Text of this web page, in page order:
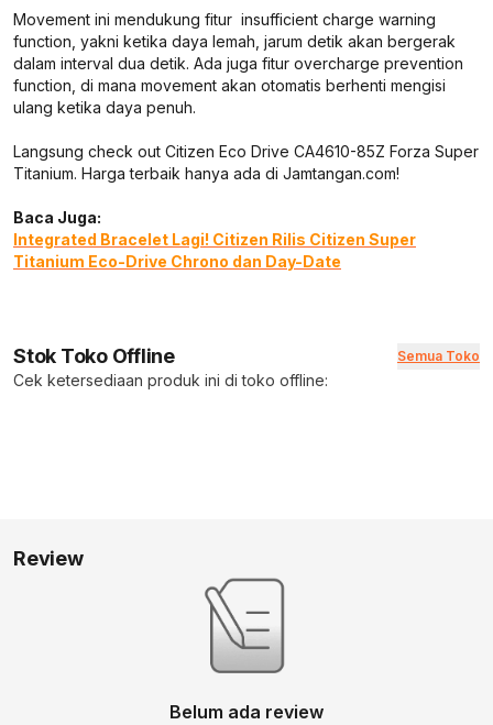
Movement ini mendukung fitur insufficient charge warning
function, yakni ketika daya lemah, jarum detik akan bergerak
dalam interval dua detik. Ada juga fitur overcharge prevention
function, di mana movement akan otomatis berhenti mengisi
ulang ketika daya penuh.
Langsung check out Citizen Eco Drive CA4610-85Z Forza Super
Titanium. Harga terbaik hanya ada di Jamtangan.com!
Baca Juga:
Integrated Bracelet Lagi! Citizen Rilis Citizen Super
Titanium Eco-Drive Chrono dan Day-Date
Stok Toko Offline Semua Toko
Cek ketersediaan produk ini di toko offline:
Review
Belum ada review